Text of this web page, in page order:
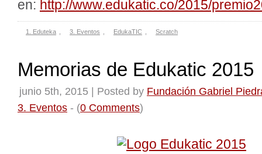
en: http://www.edukatic.co/2015/
1. Eduteka 3. Eventos EdukaTIC Scratch
Memorias de Edukatic 2015
junio 5th, 2015 | Posted by Fundación Gabriel
3. Eventos - (0 Comments)